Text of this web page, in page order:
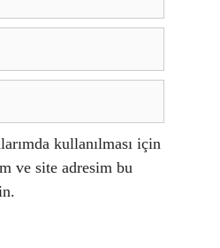
kullanılması için
ve site adresim bu